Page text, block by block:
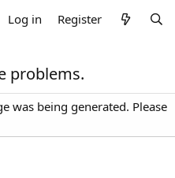
Log in Register
problems.
was being generated. Please